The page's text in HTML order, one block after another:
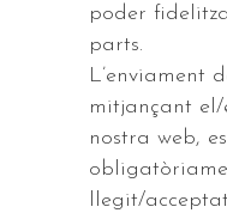
poder
parts.
L’enviament
mitjançant
nostra web,
llegit/